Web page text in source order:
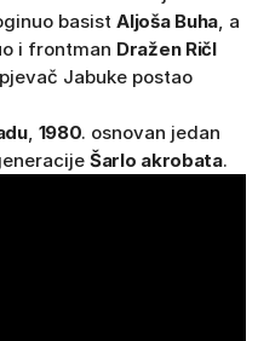
basistAljoša Buha, a
i frontman Dražen Ričl
Jabuke postao
, 1980. osnovan jedan
Šarlo akrobata.